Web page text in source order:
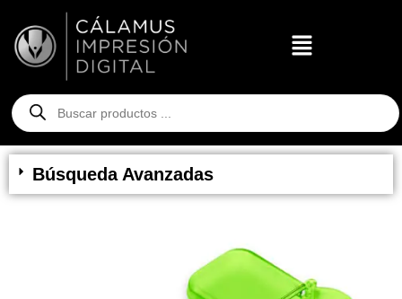
Búsqueda Avanzadas